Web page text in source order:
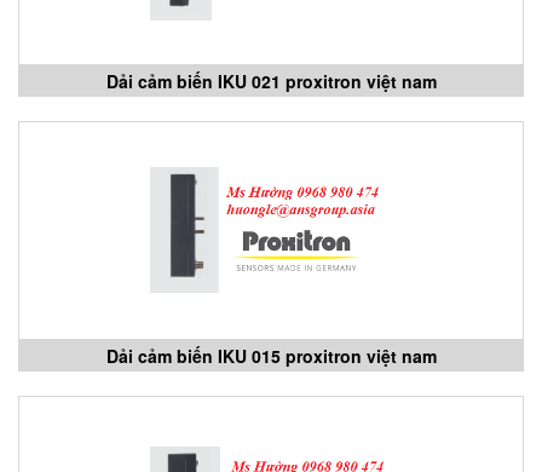
Dải cảm biến IKU 021 proxitron việt nam
Dải cảm biến IKU 015 proxitron việt nam